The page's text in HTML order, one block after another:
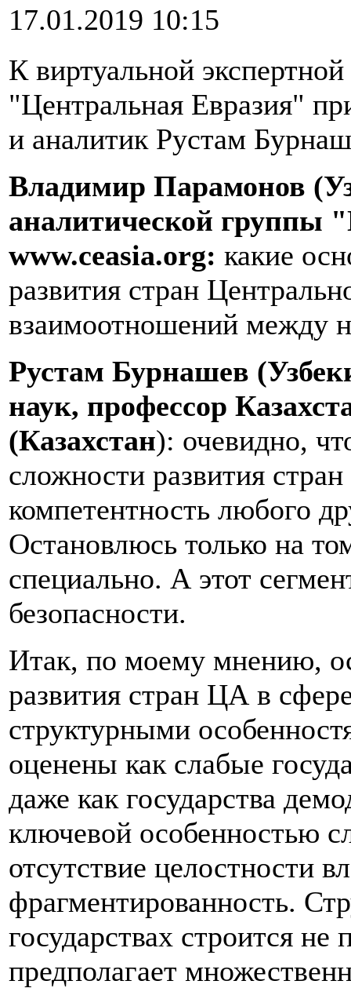
17.01.2019 10:15
К виртуальной
"Центральная Евразия"
и аналитик Рустам
Владимир Парамонов
аналитической группы
www.ceasia.org: какие
развития стран
взаимоотношений между
Рустам Бурнашев
наук, профессор
(Казахстан): очевидно,
сложности развития
компетентность любого
Остановлюсь только на
специально. А этот
безопасности.
Итак, по моему мнению,
развития стран ЦА в
структурными
оценены как слабые
даже как государства
ключевой особенностью
отсутствие целостности
фрагментированность.
государствах строится
предполагает